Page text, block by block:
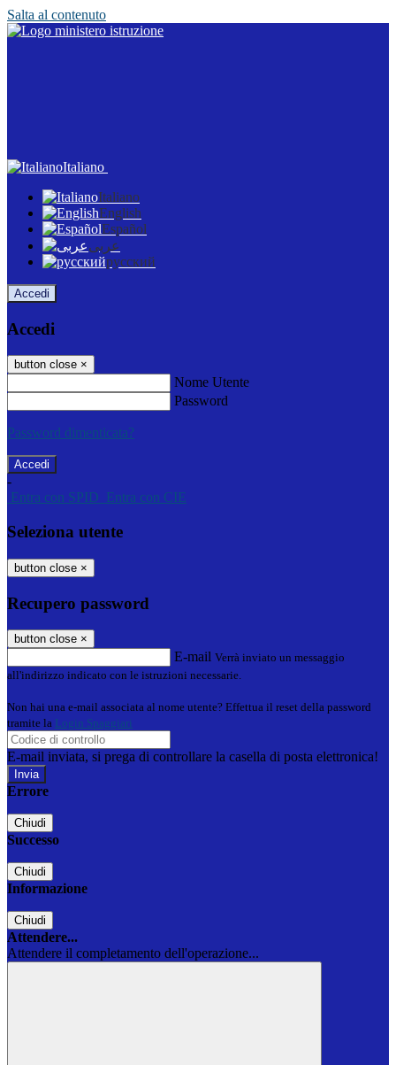
Salta al contenuto
Italiano
Italiano
English
Español
عربى
русский
Accedi
Accedi
button close ×
Nome Utente
Password
Password dimenticata?
-
Entra con SPID Entra con CIE
Seleziona utente
button close ×
Recupero password
button close ×
E-mail Verrà inviato un messaggio
all'indirizzo indicato con le istruzioni necessarie.
Non hai una e-mail associata al nome utente? Effettua il reset della password
tramite la Login Spaggiari
E-mail inviata, si prega di controllare la casella di posta elettronica!
Errore
Chiudi
Successo
Chiudi
Informazione
Chiudi
Attendere...
Attendere il completamento dell'operazione...